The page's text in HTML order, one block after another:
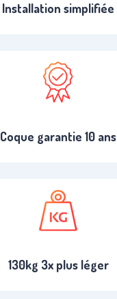
Installation simplifiée
Coque garantie 10 ans
130kg 3x plus léger